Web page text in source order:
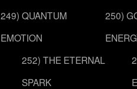
249) QUANTUM
EMOTION
250)
252) THE ETERNAL
SPARK